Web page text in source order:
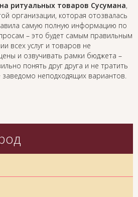
ритуальных товаров Сусумана,
организации, которая отозвалась
самую полную информацию по
– это будет самым правильным
всех услуг и товаров не
и озвучивать рамки бюджета –
понять друг друга и не тратить
неподходящих вариантов.